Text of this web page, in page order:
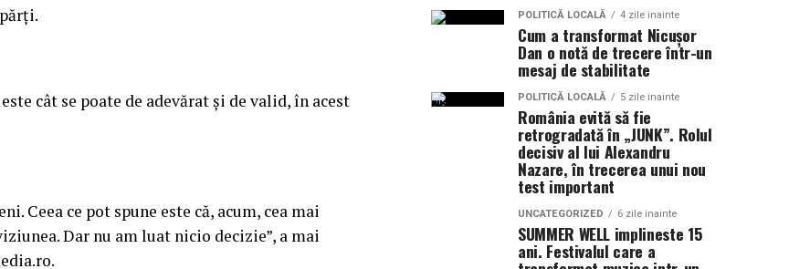
cât se poate de adevărat și de valid, în acest
Ceea ce pot spune este că, acum, cea mai
Dar nu am luat nicio decizie”, a mai
POLITICĂ LOCALĂ 4 zile inainte
Cum a transformat Nicușor
Dan o notă de trecere într-un
mesaj de stabilitate
POLITICĂ LOCALĂ 5 zile inainte
România evită să fie
retrogradată în „JUNK”. Rolul
decisiv al lui Alexandru
Nazare, în trecerea unui nou
test important
UNCATEGORIZED 6 zile inainte
SUMMER WELL implineste 15
ani. Festivalul care a